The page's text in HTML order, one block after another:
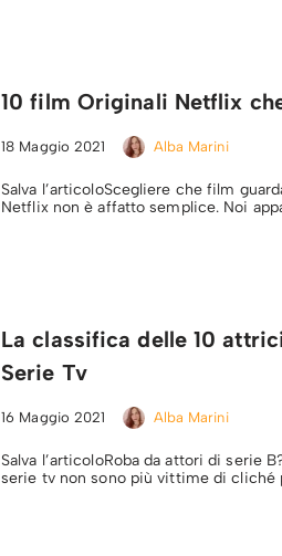
10 film Originali Netflix
18 Maggio 2021 Alba Marini
Salva l’articoloScegliere che film
Netflix non è affatto semplice. Noi
La classifica delle 10
Serie Tv
16 Maggio 2021 Alba Marini
Salva l’articoloRoba da attori di serie
serie tv non sono più vittime di cliché